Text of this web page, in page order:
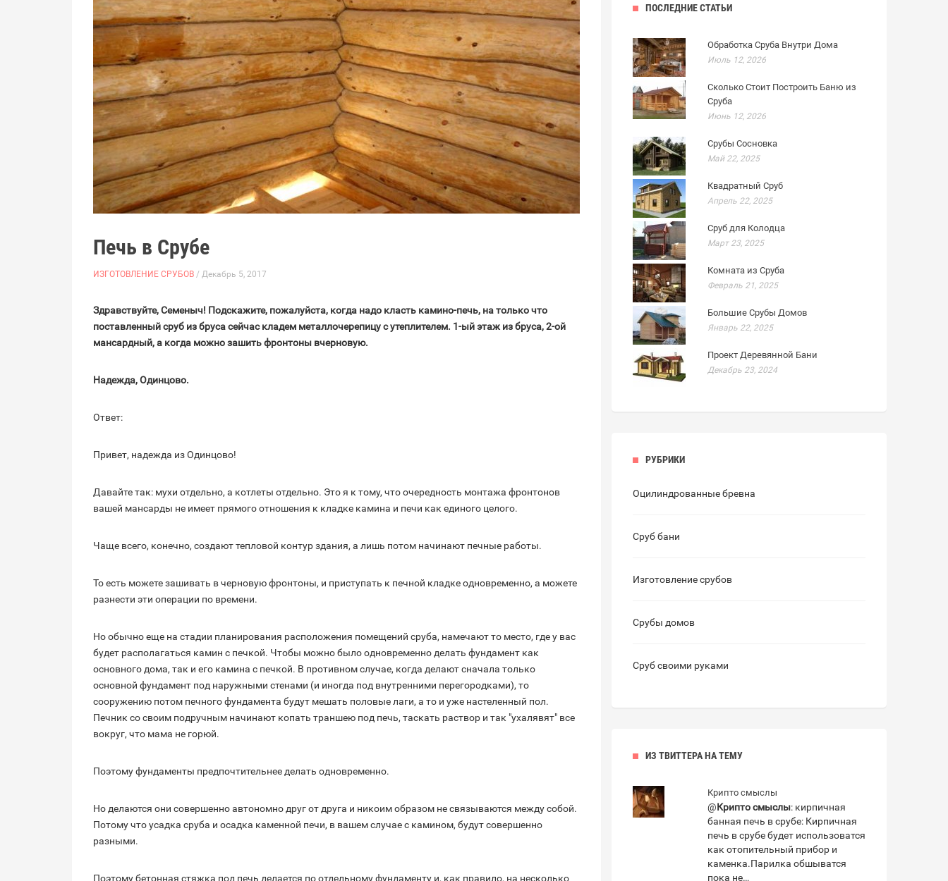
Печь в Срубе
ИЗГОТОВЛЕНИЕ СРУБОВ / Декабрь 5, 2017
Здравствуйте, Семеныч! Подскажите, пожалуйста, когда надо класть камино-печь, на только что
поставленный сруб из бруса сейчас кладем металлочерепицу с утеплителем. 1-ый этаж из бруса, 2-ой
мансардный, а когда можно зашить фронтоны вчерновую.
Надежда, Одинцово.
Ответ:
Привет, надежда из Одинцово!
Давайте так: мухи отдельно, а котлеты отдельно. Это я к тому, что очередность монтажа фронтонов
вашей мансарды не имеет прямого отношения к кладке камина и печи как единого целого.
Чаще всего, конечно, создают тепловой контур здания, а лишь потом начинают печные работы.
То есть можете зашивать в черновую фронтоны, и приступать к печной кладке одновременно, а можете
разнести эти операции по времени.
Но обычно еще на стадии планирования расположения помещений сруба, намечают то место, где у вас
будет располагаться камин с печкой. Чтобы можно было одновременно делать фундамент как
основного дома, так и его камина с печкой. В противном случае, когда делают сначала только
основной фундамент под наружными стенами (и иногда под внутренними перегородками), то
сооружению потом печного фундамента будут мешать половые лаги, а то и уже настеленный пол.
Печник со своим подручным начинают копать траншею под печь, таскать раствор и так "ухалявят" все
вокруг, что мама не горюй.
Поэтому фундаменты предпочтительнее делать одновременно.
Но делаются они совершенно автономно друг от друга и никоим образом не связываются между собой.
Потому что усадка сруба и осадка каменной печи, в вашем случае с камином, будут совершенно
разными.
Поэтому бетонная стяжка под печь делается по отдельному фундаменту и, как правило, на несколько
ПОСЛЕДНИЕ СТАТЬИ
Обработка Сруба Внутри Дома
Июль 12, 2026
Сколько Стоит Построить Баню из
Сруба
Июнь 12, 2026
Срубы Сосновка
Май 22, 2025
Квадратный Сруб
Апрель 22, 2025
Сруб для Колодца
Март 23, 2025
Комната из Сруба
Февраль 21, 2025
Большие Срубы Домов
Январь 22, 2025
Проект Деревянной Бани
Декабрь 23, 2024
РУБРИКИ
Оцилиндрованные бревна
Сруб бани
Изготовление срубов
Срубы домов
Сруб своими руками
ИЗ ТВИТТЕРА НА ТЕМУ
Крипто смыслы
@Крипто смыслы: кирпичная
банная печь в срубе: Кирпичная
печь в срубе будет использоватся
как отопительный прибор и
каменка.Парилка обшыватся
пока не…